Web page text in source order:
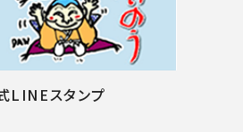
LINEスタンプ